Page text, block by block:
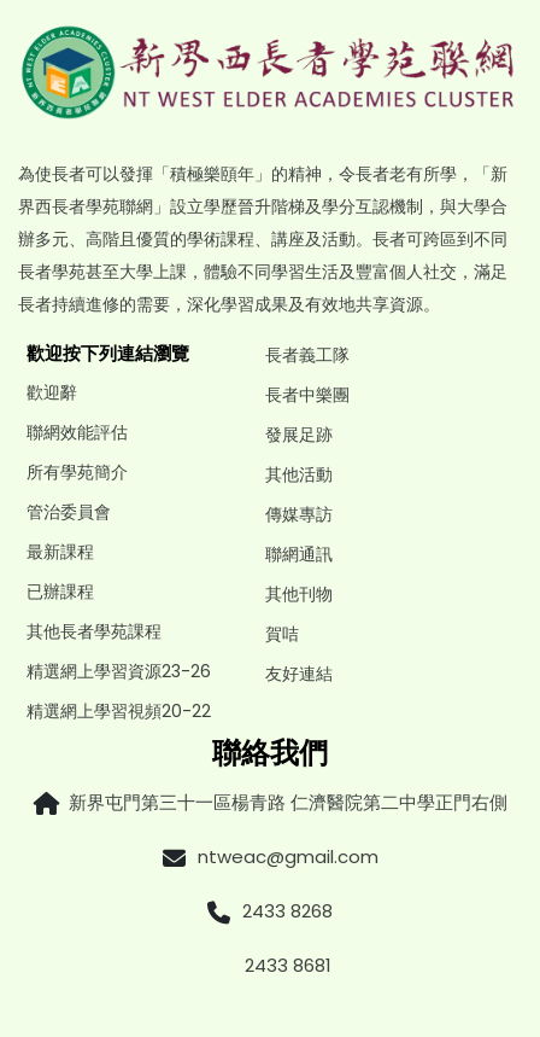
為使長者可以發揮「積極樂頤年」的精神，令長者老有所學，「新
界西長者學苑聯網」設立學歷晉升階梯及學分互認機制，與大學合
辦多元、高階且優質的學術課程、講座及活動。長者可跨區到不同
長者學苑甚至大學上課，體驗不同學習生活及豐富個人社交，滿足
長者持續進修的需要，深化學習成果及有效地共享資源。
歡迎按下列連結瀏覽
歡迎辭
聯網效能評估
所有學苑簡介
管治委員會
最新課程
已辦課程
其他長者學苑課程
精選網上學習資源23-26
精選網上學習視頻20-22
長者義工隊
長者中樂團
發展足跡
其他活動
傳媒專訪
聯網通訊
其他刊物
賀咭
友好連結
聯絡我們
新界屯門第三十一區楊青路 仁濟醫院第二中學正門右側
ntweac@gmail.com
2433 8268
2433 8681